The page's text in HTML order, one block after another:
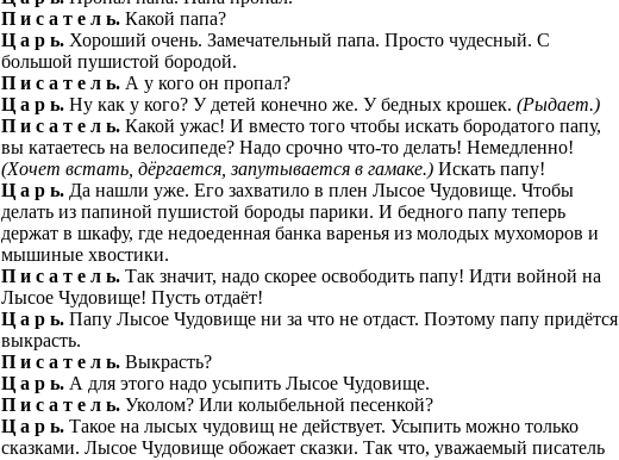
П и с а т е л ь. Какой папа?
Ц а р ь. Хороший очень. Замечательный папа. Просто чудесный. С
большой пушистой бородой.
П и с а т е л ь. А у кого он пропал?
Ц а р ь. Ну как у кого? У детей конечно же. У бедных крошек. (Рыдает.)
П и с а т е л ь. Какой ужас! И вместо того чтобы искать бородатого папу,
вы катаетесь на велосипеде? Надо срочно что-то делать! Немедленно!
(Хочет встать, дёргается, запутывается в гамаке.) Искать папу!
Ц а р ь. Да нашли уже. Его захватило в плен Лысое Чудовище. Чтобы
делать из папиной пушистой бороды парики. И бедного папу теперь
держат в шкафу, где недоеденная банка варенья из молодых мухоморов и
мышиные хвостики.
П и с а т е л ь. Так значит, надо скорее освободить папу! Идти войной на
Лысое Чудовище! Пусть отдаёт!
Ц а р ь. Папу Лысое Чудовище ни за что не отдаст. Поэтому папу придётся
выкрасть.
П и с а т е л ь. Выкрасть?
Ц а р ь. А для этого надо усыпить Лысое Чудовище.
П и с а т е л ь. Уколом? Или колыбельной песенкой?
Ц а р ь. Такое на лысых чудовищ не действует. Усыпить можно только
сказками. Лысое Чудовище обожает сказки. Так что, уважаемый писатель